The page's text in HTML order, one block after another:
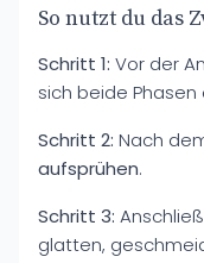
So nutzt du das
Schritt 1: Vor der
sich beide
Schritt 2: Nach
aufsprühen.
Schritt 3:
glatten,